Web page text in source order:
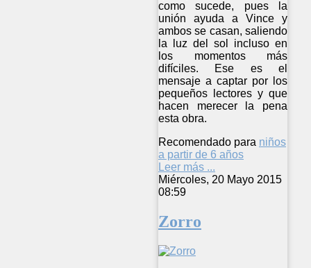
como sucede, pues la
unión ayuda a Vince y
ambos se casan, saliendo
la luz del sol incluso en
los momentos más
difíciles. Ese es el
mensaje a captar por los
pequeños lectores y que
hacen merecer la pena
esta obra.
Recomendado para niños
a partir de 6 años
Leer más ...
Miércoles, 20 Mayo 2015
08:59
Zorro